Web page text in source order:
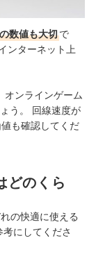
数値も大切で
ンターネット上
オンラインゲーム
う。 回線速度が
も確認してくだ
どのくら
の快適に使える
にしてくださ